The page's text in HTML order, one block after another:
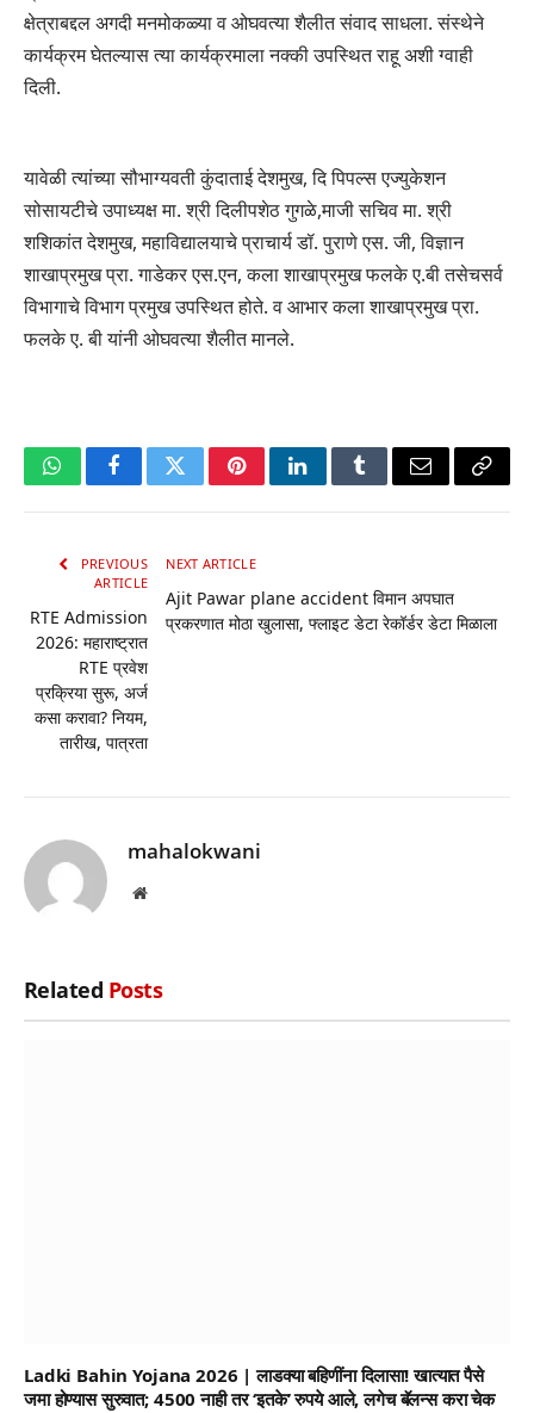
क्षेत्राबद्दल अगदी मनमोकळ्या व ओघवत्या शैलीत संवाद साधला. संस्थेने
कार्यक्रम घेतल्यास त्या कार्यक्रमाला नक्की उपस्थित राहू अशी ग्वाही
दिली.
यावेळी त्यांच्या सौभाग्यवती कुंदाताई देशमुख, दि पिपल्स एज्युकेशन
सोसायटीचे उपाध्यक्ष मा. श्री दिलीपशेठ गुगळे,माजी सचिव मा. श्री
शशिकांत देशमुख, महाविद्यालयाचे प्राचार्य डॉ. पुराणे एस. जी, विज्ञान
शाखाप्रमुख प्रा. गाडेकर एस.एन, कला शाखाप्रमुख फलके ए.बी तसेचसर्व
विभागाचे विभाग प्रमुख उपस्थित होते. व आभार कला शाखाप्रमुख प्रा.
फलके ए. बी यांनी ओघवत्या शैलीत मानले.
WhatsAppFacebookTwitterPinterestLinkedInTumblrEmail Copy
PREVIOUS
ARTICLE
RTE Admission
2026: महाराष्ट्रात
RTE प्रवेश
प्रक्रिया सुरू, अर्ज
कसा करावा? नियम,
तारीख, पात्रता
NEXT ARTICLE
Ajit Pawar plane accident विमान अपघात
प्रकरणात मोठा खुलासा, फ्लाइट डेटा रेकॉर्डर डेटा मिळाला
mahalokwani
Website
Related Posts
Ladki Bahin Yojana 2026 | लाडक्या बहिणींना दिलासा! खात्यात पैसे
जमा होण्यास सुरुवात; 4500 नाही तर ‘इतके’ रुपये आले, लगेच बॅलन्स करा चेक